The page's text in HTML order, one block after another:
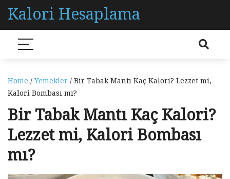
Kalori Hesaplama
Home / Yemekler / Bir Tabak Mantı Kaç Kalori? Lezzet mi,
Kalori Bombası mı?
Bir Tabak Mantı Kaç Kalori?
Lezzet mi, Kalori Bombası
mı?